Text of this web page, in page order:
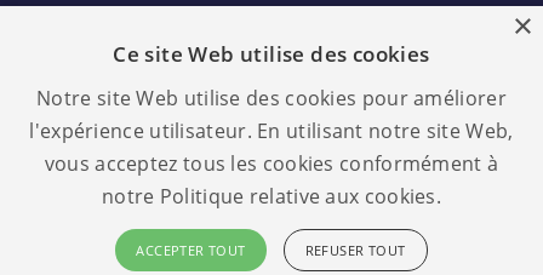
Langue :
RGPD
conforme
Nous acceptons
×
Ce site Web utilise des cookies
Notre site Web utilise des cookies pour améliorer
l'expérience utilisateur. En utilisant notre site Web,
vous acceptez tous les cookies conformément à
notre Politique relative aux cookies.
ACCEPTER TOUT REFUSER TOUT